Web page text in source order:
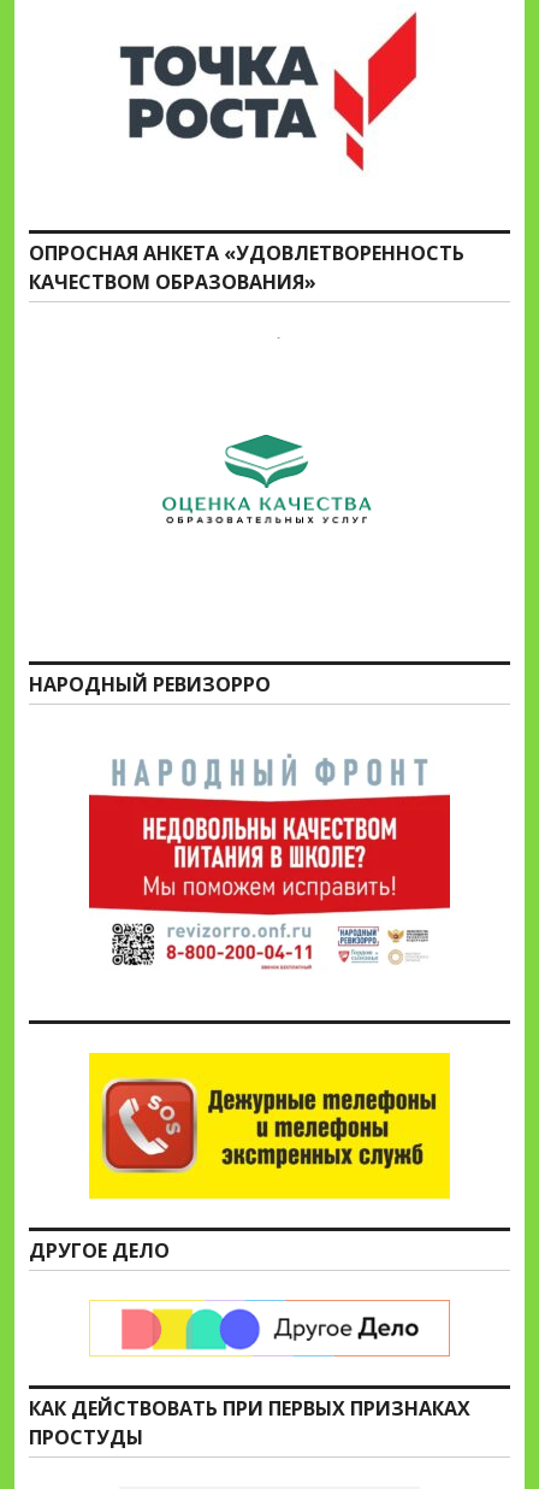
ОПРОСНАЯ АНКЕТА «УДОВЛЕТВОРЕННОСТЬ
КАЧЕСТВОМ ОБРАЗОВАНИЯ»
НАРОДНЫЙ РЕВИЗОРРО
ДРУГОЕ ДЕЛО
КАК ДЕЙСТВОВАТЬ ПРИ ПЕРВЫХ ПРИЗНАКАХ
ПРОСТУДЫ